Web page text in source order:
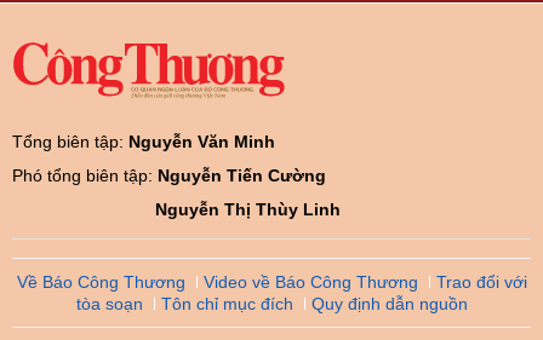
Tổng biên tập: Nguyễn Văn Minh
Phó tổng biên tập: Nguyễn Tiến Cường
Nguyễn Thị Thùy Linh
Về Báo Công Thương Video về Báo Công Thương
Trao đổi với
tòa soạn
Tôn chỉ mục đích Quy định dẫn nguồn